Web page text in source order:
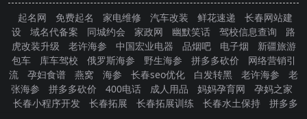
起名网 免费起名 家电维修 汽车改装 鲜花速递
长春网站建
设
域名代备案 同城约会 家政网 幽默笑话 驾校信息查询
路
虎改装升级
老许海参 中国宏业电器 品烟吧 电子烟
新疆旅游
包车
库车驾校 俄罗斯海参 野生海参 拼多多砍价
网络营销引
流
孕妇食谱 燕窝 海参 长春seo优化 白发转黑 老许海参
老
张海参
拼多多砍价 400电话 成人用品 妈妈孕育网
孕妈之家
长春小程序开发
长春拓展 长春拓展训练 长春水土保持
拼多多